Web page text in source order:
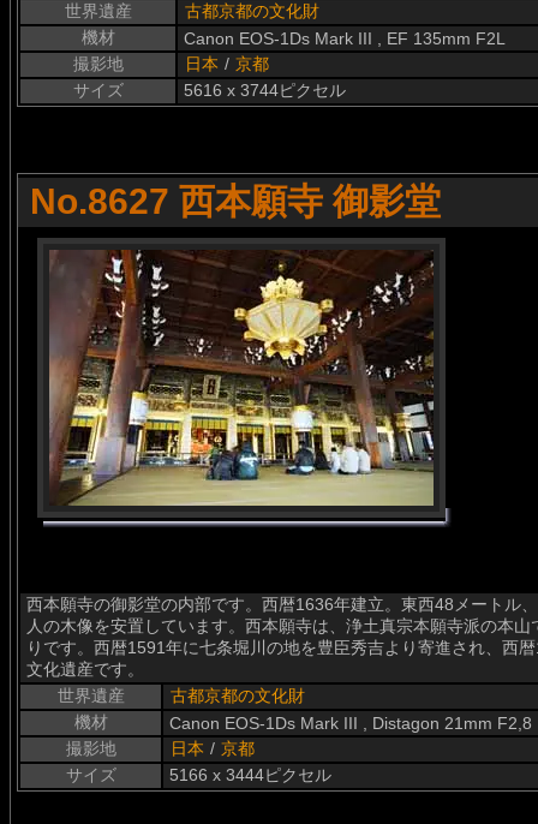
世界遺産
古都京都の文化財
機材
Canon EOS-1Ds Mark III , EF 135mm F2L
撮影地
日本 / 京都
サイズ
5616 x 3744ピクセル
No.8627 西本願寺 御影堂
西本願寺の御影堂の内部です。西暦1636年建立。東西48メートル
人の木像を安置しています。西本願寺は、浄土真宗本願寺派の本
りです。西暦1591年に七条堀川の地を豊臣秀吉より寄進され、西
文化遺産です。
世界遺産
古都京都の文化財
機材
Canon EOS-1Ds Mark III , Distagon 21mm F2,8
撮影地
日本 / 京都
サイズ
5166 x 3444ピクセル